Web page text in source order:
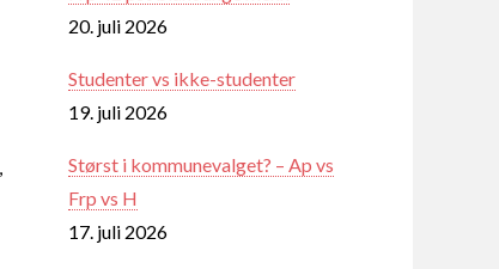
20. juli 2026
Studenter vs ikke-studenter
19. juli 2026
Størst i kommunevalget? – Ap vs
Frp vs H
17. juli 2026